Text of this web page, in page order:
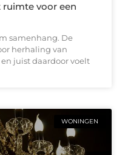
ruimte voor een
samenhang. De
herhaling van
juist daardoor voelt
WONINGEN